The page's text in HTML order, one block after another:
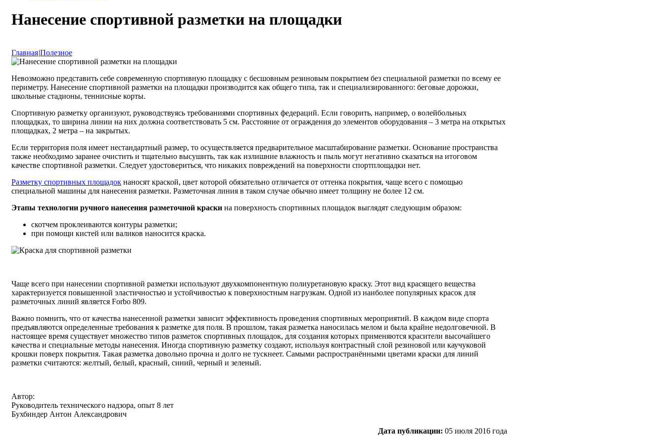
Нанесение спортивной разметки на площадки
Главная|Полезное
Невозможно представить себе современную спортивную площадку с бесшовным резиновым покрытием без специальной разметки по всему ее
периметру. Нанесение спортивной разметки на площадки производится как общего типа, так и специализированного: беговые дорожки,
школьные стадионы, теннисные корты.
Спортивную разметку организуют, руководствуясь требованиями спортивных федераций. Если говорить, например, о волейбольных
площадках, то ширина линии на них должна соответствовать 5 см. Расстояние от ограждения до элементов оборудования – 3 метра на открытых
площадках, 2 метра – на закрытых.
Если территория поля имеет нестандартный размер, то осуществляется предварительное масштабирование разметки. Основание пространства
также необходимо заранее очистить и тщательно высушить, так как излишние влажность и пыль могут негативно сказаться на итоговом
качестве спортивной разметки. Следует удостовериться, что никаких повреждений на поверхности спортплощадки нет.
Разметку спортивных площадок наносят краской, цвет которой обязательно отличается от оттенка покрытия, чаще всего с помощью
специальной машины для нанесения разметки. Разметочная линия в таком случае обычно имеет толщину не более 12 см.
Этапы технологии ручного нанесения разметочной краски на поверхность спортивных площадок выглядят следующим образом:
скотчем проклеиваются контуры разметки;
при помощи кистей или валиков наносится краска.
Чаще всего при нанесении спортивной разметки используют двухкомпонентную полиуретановую краску. Этот вид красящего вещества
характеризуется повышенной эластичностью и устойчивостью к поверхностным нагрузкам. Одной из наиболее популярных красок для
разметочных линий является Forbo 809.
Важно помнить, что от качества нанесенной разметки зависит эффективность проведения спортивных мероприятий. В каждом виде спорта
предъявляются определенные требования к разметке для поля. В прошлом, такая разметка наносилась мелом и была крайне недолговечной. В
настоящее время существует множество типов разметок спортивных площадок, для создания которых применяются красители высочайшего
качества и специальные методы нанесения. Иногда спортивную разметку создают, используя контрастный слой резиновой или каучуковой
крошки поверх покрытия. Такая разметка довольно прочна и долго не тускнеет. Самыми распространёнными цветами краски для линий
разметки считаются: желтый, белый, красный, синий, черный и зеленый.
Автор:
Руководитель технического надзора, опыт 8 лет
Бухбиндер Антон Александрович
Дата публикации: 05 июля 2016 года